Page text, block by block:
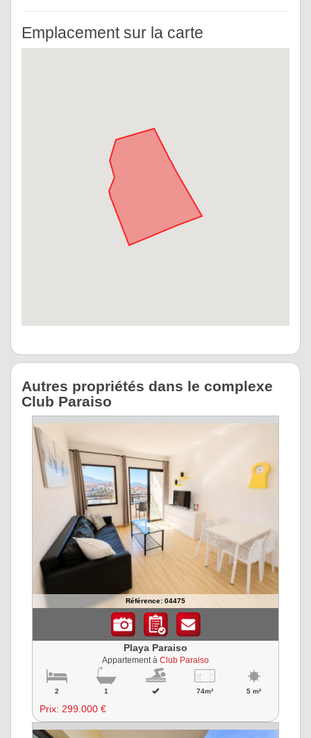
Emplacement sur la carte
Autres propriétés dans le complexe
Club Paraiso
Référence: 04475
Playa Paraiso
Appartement à Club Paraiso
2 1 74m² 5 m²
Prix: 299.000 €